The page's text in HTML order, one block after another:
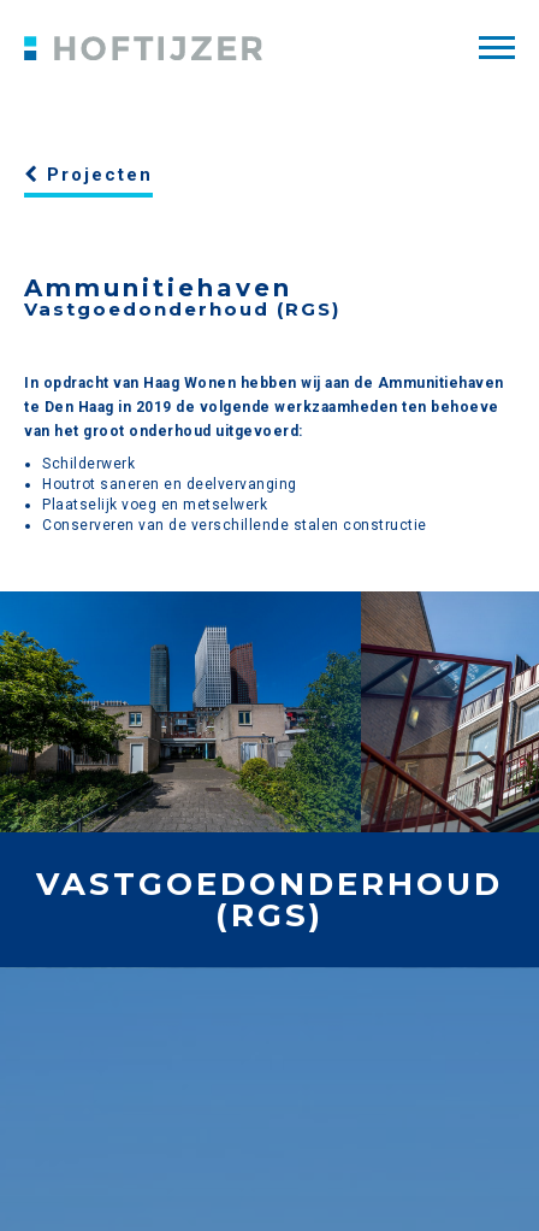
Projecten
Ammunitiehaven
Vastgoedonderhoud (RGS)
In opdracht van Haag Wonen hebben wij aan de Ammunitiehaven
te Den Haag in 2019 de volgende werkzaamheden ten behoeve
van het groot onderhoud uitgevoerd:
Schilderwerk
Houtrot saneren en deelvervanging
Plaatselijk voeg en metselwerk
Conserveren van de verschillende stalen constructie
VASTGOEDONDERHOUD
(RGS)